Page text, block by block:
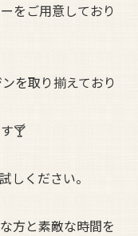
をご用意しており
を取り揃えており
🍸
しください。
方と素敵な時間を